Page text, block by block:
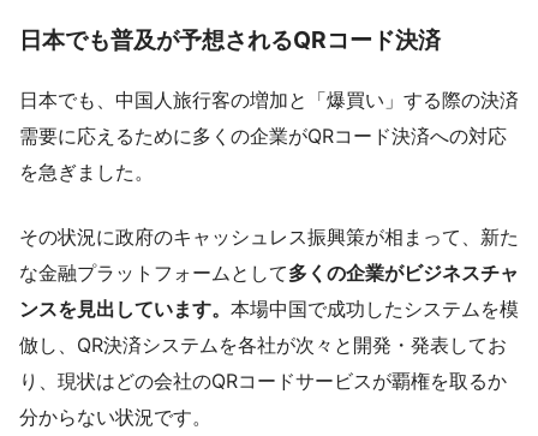
日本でも普及が予想されるQRコード決済
日本でも、中国人旅行客の増加と「爆買い」する際の決済
需要に応えるために多くの企業がQRコード決済への対応
を急ぎました。
その状況に政府のキャッシュレス振興策が相まって、新た
な金融プラットフォームとして多くの企業がビジネスチャ
ンスを見出しています。 本場中国で成功したシステムを模
倣し、QR決済システムを各社が次々と開発・発表してお
り、現状はどの会社のQRコードサービスが覇権を取るか
分からない状況です。